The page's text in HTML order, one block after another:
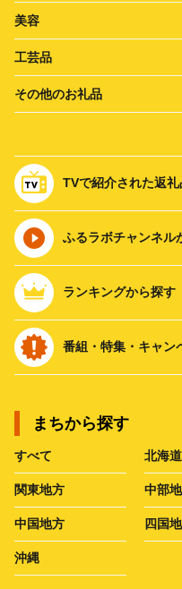
美容
工芸品
その他のお礼品
TVで紹介された返
ふるラボチャンネル
ランキングから探す
番組・特集・キャン
まちから探す
すべて 北海道
関東地方 中部
中国地方 四国
沖縄